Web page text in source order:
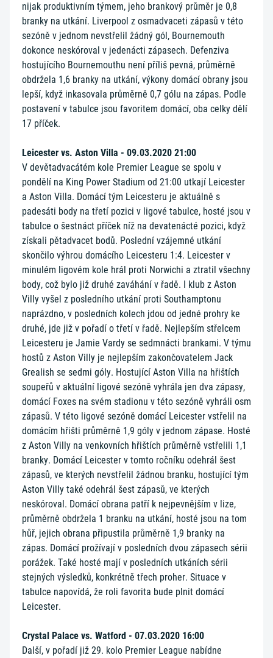
nijak produktivním týmem, jeho brankový průměr je 0,8
branky na utkání. Liverpool z osmadvaceti zápasů v této
sezóně v jednom nevstřelil žádný gól, Bournemouth
dokonce neskóroval v jedenácti zápasech. Defenziva
hostujícího Bournemouthu není příliš pevná, průměrně
obdržela 1,6 branky na utkání, výkony domácí obrany jsou
lepší, když inkasovala průměrně 0,7 gólu na zápas. Podle
postavení v tabulce jsou favoritem domácí, oba celky dělí
17 příček.
Leicester vs. Aston Villa - 09.03.2020 21:00
V devětadvacátém kole Premier League se spolu v
pondělí na King Power Stadium od 21:00 utkají Leicester
a Aston Villa. Domácí tým Leicesteru je aktuálně s
padesáti body na třetí pozici v ligové tabulce, hosté jsou v
tabulce o šestnáct příček níž na devatenácté pozici, když
získali pětadvacet bodů. Poslední vzájemné utkání
skončilo výhrou domácího Leicesteru 1:4. Leicester v
minulém ligovém kole hrál proti Norwichi a ztratil všechny
body, což bylo již druhé zaváhání v řadě. I klub z Aston
Villy vyšel z posledního utkání proti Southamptonu
naprázdno, v posledních kolech jdou od jedné prohry ke
druhé, jde již v pořadí o třetí v řadě. Nejlepším střelcem
Leicesteru je Jamie Vardy se sedmnácti brankami. V týmu
hostů z Aston Villy je nejlepším zakončovatelem Jack
Grealish se sedmi góly. Hostující Aston Villa na hřištích
soupeřů v aktuální ligové sezóně vyhrála jen dva zápasy,
domácí Foxes na svém stadionu v této sezóně vyhráli osm
zápasů. V této ligové sezóně domácí Leicester vstřelil na
domácím hřišti průměrně 1,9 góly v jednom zápase. Hosté
z Aston Villy na venkovních hřištích průměrně vstřelili 1,1
branky. Domácí Leicester v tomto ročníku odehrál šest
zápasů, ve kterých nevstřelil žádnou branku, hostující tým
Aston Villy také odehrál šest zápasů, ve kterých
neskóroval. Domácí obrana patří k nejpevnějším v lize,
průměrně obdržela 1 branku na utkání, hosté jsou na tom
hůř, jejich obrana připustila průměrně 1,9 branky na
zápas. Domácí prožívají v posledních dvou zápasech sérii
porážek. Také hosté mají v posledních utkáních sérii
stejných výsledků, konkrétně třech proher. Situace v
tabulce napovídá, že roli favorita bude plnit domácí
Leicester.
Crystal Palace vs. Watford - 07.03.2020 16:00
Další, v pořadí již 29. kolo Premier League nabídne